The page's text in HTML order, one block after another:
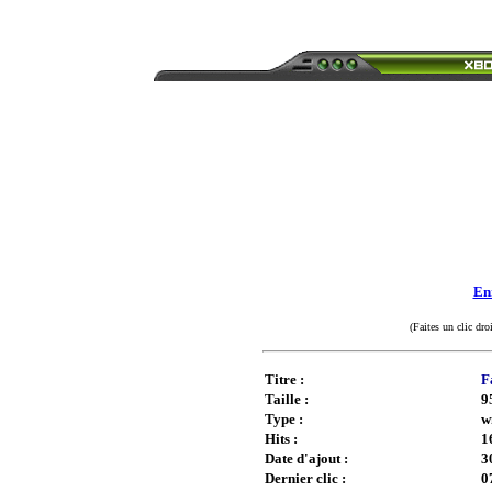
(Faites un clic
Titre :
Taille :
Type :
Hits :
Date d'ajout :
Dernier clic :